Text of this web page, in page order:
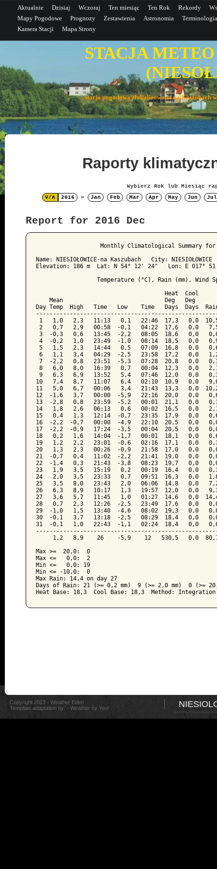
Aktualnie Dzisiaj Wczoraj Ten miesiąc Ten Rok Rekordy
Mapy Pogodowe
Prognozy Zestawienia Astronomia
Terminologia
Kamera Stacji
Mapa Strony
STACJA
stacja pogodowa zlokalizowana na
Raporty
Wybierz Rok lub Miesiąc
V/Λ
2016 > Jan Feb Mar Apr May Jun Jul
Report for 2016 Dec
Monthly Climatological Summary for
Name: NIESIOŁOWICE-na Kaszubach   City:
Elevation: 186 m  Lat: N 54° 12' 24"   Lon: E 017°
Temperature (°C), Rain (mm), Wind
Heat  Cool
Mean                              Deg   Deg
Day Temp  High   Time   Low    Time   Days  Days
1   1,0   2,3   11:13   0,1   22:46  17,3   0,0  10,5
2   0,7   2,9   00:58  -0,1   04:22  17,6   0,0   7,5
3  -0,3   0,6   13:45  -2,2   08:05  18,6   0,0
4  -0,2   1,0   23:49  -1,0   08:14  18,5   0,0
5   1,5   2,3   14:44   0,5   07:09  16,8   0,0
6   1,1   3,4   04:29  -2,5   23:58  17,2   0,0
7  -2,2   0,8   23:51  -5,3   07:28  20,8   0,0
8   6,0   8,0   16:39   0,7   00:04  12,3   0,0   2,1
9   6,3   6,9   13:52   5,4   07:46  12,0   0,0   0,3
10   7,4   8,7   11:07   6,4   02:10  10,9   0,0   9,0
11   5,0   6,7   00:06   3,4   21:43  13,3   0,0  10,2
12  -1,6   3,7   00:00  -5,9   22:16  20,0   0,0
13  -2,8   0,8   23:59  -5,2   00:01  21,1   0,0
14   1,8   2,6   06:13   0,6   00:02  16,5   0,0
15   0,4   1,3   12:14  -0,7   23:35  17,9   0,0   0,6
16  -2,2  -0,7   00:00  -4,9   22:10  20,5   0,0
17  -2,2  -0,9   17:24  -3,5   00:04  20,5   0,0   0,0
18   0,2   1,6   14:04  -1,7   00:01  18,1   0,0
19   1,2   2,2   23:01  -0,6   02:16  17,1   0,0
20   1,3   2,3   00:26  -0,9   21:58  17,0   0,0
21  -0,7   0,4   11:02  -2,2   21:41  19,0   0,0
22  -1,4   0,3   21:43  -3,8   08:23  19,7   0,0
23   1,9   3,5   15:19   0,2   00:19  16,4   0,0   0,3
24   2,0   3,5   23:33   0,7   09:51  16,3   0,0
25   3,5   8,0   23:43   2,0   06:06  14,8   0,0
26   6,3   8,9   10:17   1,3   19:57  12,0   0,0
27   3,6   5,7   11:45   1,0   01:27  14,6   0,0
28   0,7   2,3   12:26  -2,5   23:49  17,6   0,0   0,0
29  -1,0   1,5   13:40  -4,6   08:02  19,3   0,0
30  -0,1   3,7   13:18  -2,5   08:29  18,4   0,0   0,0
31  -0,1   1,0   22:43  -1,1   02:24  18,4   0,0
1,2   8,9    26    -5,9    12   530,5   0,0
Max >=  20,0:  0
Max <=   0,0:  2
Min <=   0,0: 19
Min <= -10,0:  0
Max Rain: 14,4 on day 27
Days of Rain: 21 (>= 0,2 mm)  9 (>= 2,0 mm)  0 (>=
Heat Base: 18,3  Cool Base: 18,3  Method: Integration
Copyright 2013 - Weather Eden
Template adaptation by: - Weather by You!